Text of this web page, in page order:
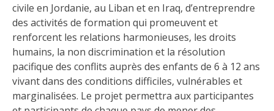
civile en Jordanie, au Liban et en Iraq, d’entreprendre
des activités de formation qui promeuvent et
renforcent les relations harmonieuses, les droits
humains, la non discrimination et la résolution
pacifique des conflits auprès des enfants de 6 à 12 ans
vivant dans des conditions difficiles, vulnérables et
marginalisées. Le projet permettra aux participantes